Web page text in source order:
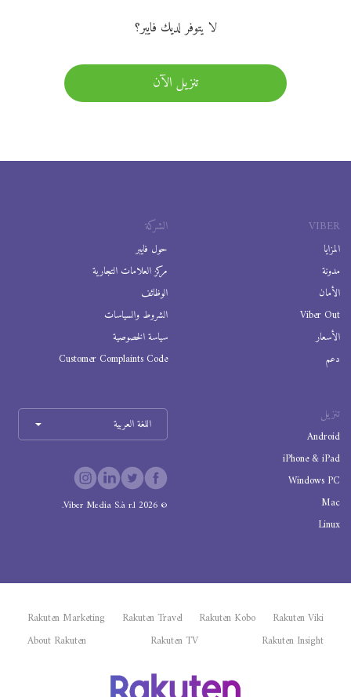
لا يتوفر لديك فايبر؟
تنزيل الآن
VIBER
المزايا
مدونة
الأمان
Viber Out
الأسعار
دعم
الشركة
حول فايبر
مركز العلامات التجارية
الوظائف
الشروط والسياسات
سياسة الخصوصية
Customer Complaints Code
تنزيل
Android
iPhone & iPad
Windows PC
Mac
Linux
اللغة العربية
©
2026
Viber Media S.à r.l.
Rakuten Viki
Rakuten Kobo
Rakuten Travel
Rakuten Marketing
Rakuten Insight
Rakuten TV
About Rakuten